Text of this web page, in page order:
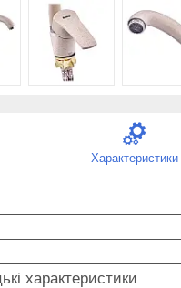
Характеристики
характеристики